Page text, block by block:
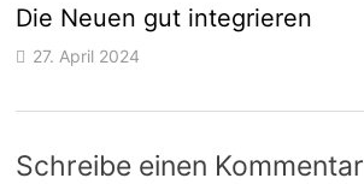
Die Neuen gut integrieren
27. April 2024
Schreibe einen Kommentar